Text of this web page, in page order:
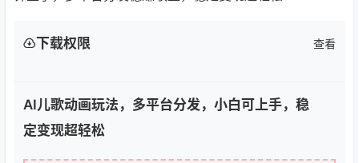
下载权限 查看
AI儿歌动画玩法，多平台分发，小白可上手，稳
定变现超轻松